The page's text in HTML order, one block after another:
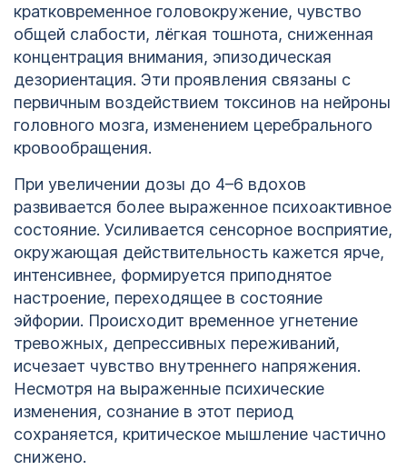
кратковременное головокружение, чувство
общей слабости, лёгкая тошнота, сниженная
концентрация внимания, эпизодическая
дезориентация. Эти проявления связаны с
первичным воздействием токсинов на нейроны
головного мозга, изменением церебрального
кровообращения.
При увеличении дозы до 4–6 вдохов
развивается более выраженное психоактивное
состояние. Усиливается сенсорное восприятие,
окружающая действительность кажется ярче,
интенсивнее, формируется приподнятое
настроение, переходящее в состояние
эйфории. Происходит временное угнетение
тревожных, депрессивных переживаний,
исчезает чувство внутреннего напряжения.
Несмотря на выраженные психические
изменения, сознание в этот период
сохраняется, критическое мышление частично
снижено.